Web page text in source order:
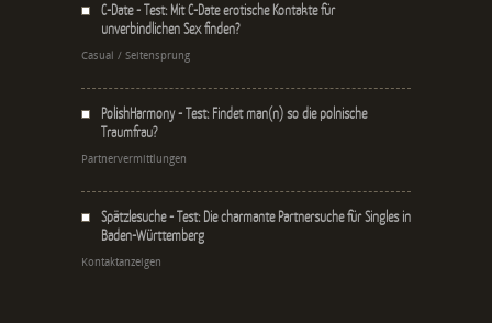
C-Date - Test: Mit C-Date erotische Kontakte für
unverbindlichen Sex finden?
Casual / Seitensprung
PolishHarmony - Test: Findet man(n) so die polnische
Traumfrau?
Partnervermittlungen
Spätzlesuche - Test: Die charmante Partnersuche für Singles in
Baden-Württemberg
Kontaktanzeigen